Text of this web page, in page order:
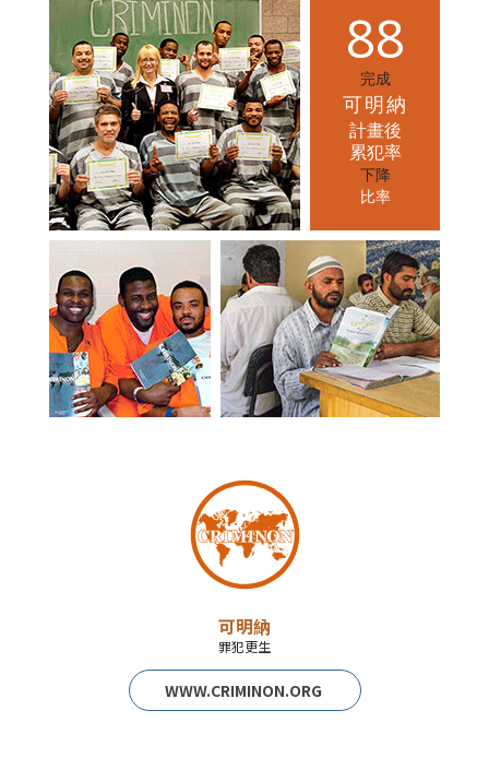
88
完成
可明納
計畫後
累犯率
下降
比率
可明納
罪犯更生
WWW.CRIMINON.ORG